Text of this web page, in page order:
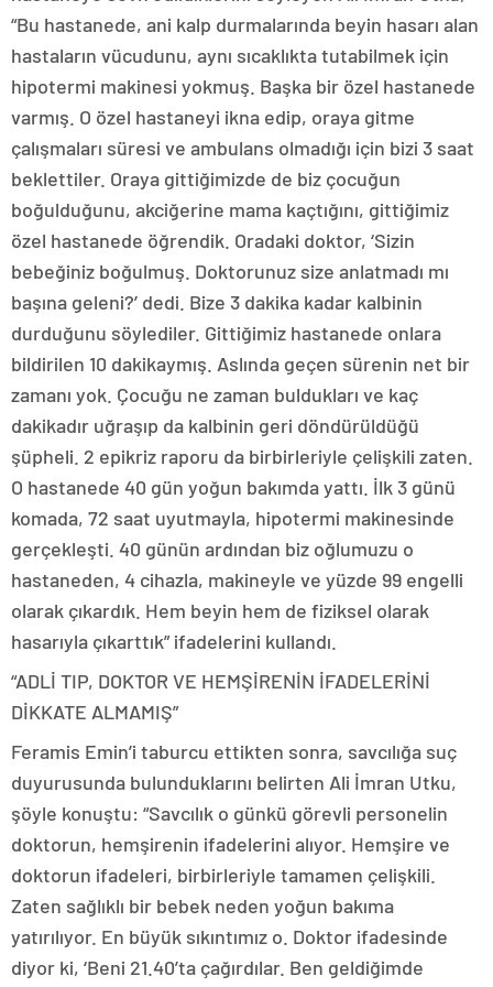
“Bu hastanede, ani kalp durmalarında beyin hasarı alan
hastaların vücudunu, aynı sıcaklıkta tutabilmek için
hipotermi makinesi yokmuş. Başka bir özel hastanede
varmış. O özel hastaneyi ikna edip, oraya gitme
çalışmaları süresi ve ambulans olmadığı için bizi 3 saat
beklettiler. Oraya gittiğimizde de biz çocuğun
boğulduğunu, akciğerine mama kaçtığını, gittiğimiz
özel hastanede öğrendik. Oradaki doktor, ‘Sizin
bebeğiniz boğulmuş. Doktorunuz size anlatmadı mı
başına geleni?’ dedi. Bize 3 dakika kadar kalbinin
durduğunu söylediler. Gittiğimiz hastanede onlara
bildirilen 10 dakikaymış. Aslında geçen sürenin net bir
zamanı yok. Çocuğu ne zaman buldukları ve kaç
dakikadır uğraşıp da kalbinin geri döndürüldüğü
şüpheli. 2 epikriz raporu da birbirleriyle çelişkili zaten.
O hastanede 40 gün yoğun bakımda yattı. İlk 3 günü
komada, 72 saat uyutmayla, hipotermi makinesinde
gerçekleşti. 40 günün ardından biz oğlumuzu o
hastaneden, 4 cihazla, makineyle ve yüzde 99 engelli
olarak çıkardık. Hem beyin hem de fiziksel olarak
hasarıyla çıkarttık” ifadelerini kullandı.
“ADLİ TIP, DOKTOR VE HEMŞİRENİN İFADELERİNİ
DİKKATE ALMAMIŞ”
Feramis Emin’i taburcu ettikten sonra, savcılığa suç
duyurusunda bulunduklarını belirten Ali İmran Utku,
şöyle konuştu: “Savcılık o günkü görevli personelin
doktorun, hemşirenin ifadelerini alıyor. Hemşire ve
doktorun ifadeleri, birbirleriyle tamamen çelişkili.
Zaten sağlıklı bir bebek neden yoğun bakıma
yatırılıyor. En büyük sıkıntımız o. Doktor ifadesinde
diyor ki, ‘Beni 21.40’ta çağırdılar. Ben geldiğimde